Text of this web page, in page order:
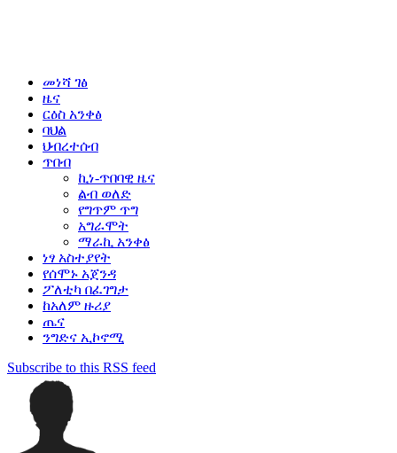
መነሻ ገፅ
ዜና
ርዕስ አንቀፅ
ባህል
ህብረተሰብ
ጥበብ
ኪነ-ጥበባዊ ዜና
ልብ ወለድ
የግጥም ጥግ
አግራሞት
ማራኪ አንቀፅ
ነፃ አስተያየት
የሰሞኑ አጀንዳ
ፖለቲካ በፈገግታ
ከአለም ዙሪያ
ጤና
ንግድና ኢኮኖሚ
Subscribe to this RSS feed